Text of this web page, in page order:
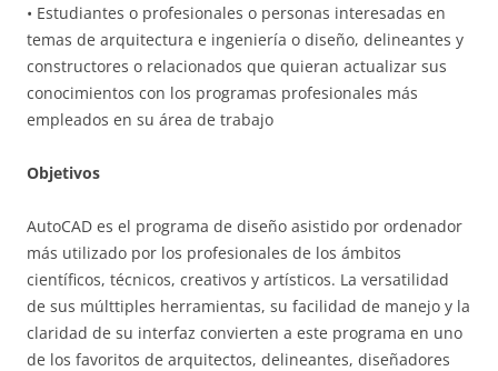
• Estudiantes o profesionales o personas interesadas en
temas de arquitectura e ingeniería o diseño, delineantes y
constructores o relacionados que quieran actualizar sus
conocimientos con los programas profesionales más
empleados en su área de trabajo
Objetivos
AutoCAD es el programa de diseño asistido por ordenador
más utilizado por los profesionales de los ámbitos
científicos, técnicos, creativos y artísticos. La versatilidad
de sus múlttiples herramientas, su facilidad de manejo y la
claridad de su interfaz convierten a este programa en uno
de los favoritos de arquitectos, delineantes, diseñadores